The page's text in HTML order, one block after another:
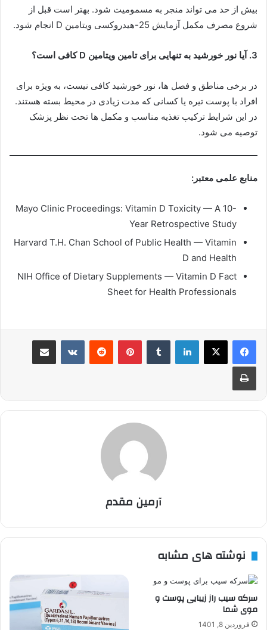
بیش از حد می تواند منجر به مسمومیت شود. بهتر است قبل از
شروع مصرف مکمل آزمایش 25-هیدروکسی ویتامین D انجام شود.
3. آیا نور خورشید به تنهایی برای تامین ویتامین D کافی است؟
در برخی مناطق و فصل ها، نور خورشید کافی نیست، به ویژه برای
افراد با پوست تیره یا کسانی که مدت زیادی در محیط بسته هستند.
در این شرایط ترکیب تغذیه مناسب و مکمل ها تحت نظر پزشک
توصیه می شود.
منابع علمی معتبر:
Mayo Clinic Proceedings: Vitamin D Toxicity — A 10-
Year Retrospective Study
Harvard T.H. Chan School of Public Health — Vitamin
D and Health
NIH Office of Dietary Supplements — Vitamin D Fact
Sheet for Health Professionals
لینکدین ‫تامبلر پینترست‫رددیت ‫VKontakteاشتراک گذاری از طریق ایمیل
چاپ
آرمین مقدم
نوشته های مشابه
سرکه سیب راز زیبایی پوست و
موی شما
فروردین 8, 1401